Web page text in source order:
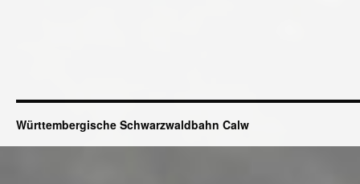
Württembergische Schwarzwaldbahn Calw